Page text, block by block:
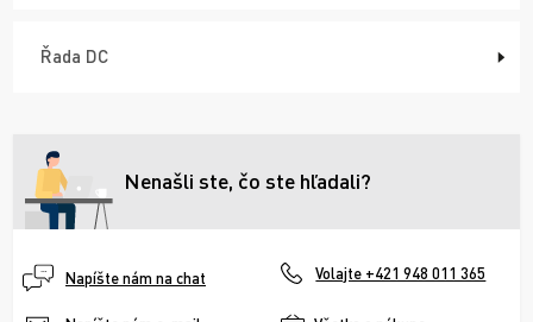
Řada DC
Nenašli ste, čo ste hľadali?
Napíšte nám na chat Volajte +421 948 011 365